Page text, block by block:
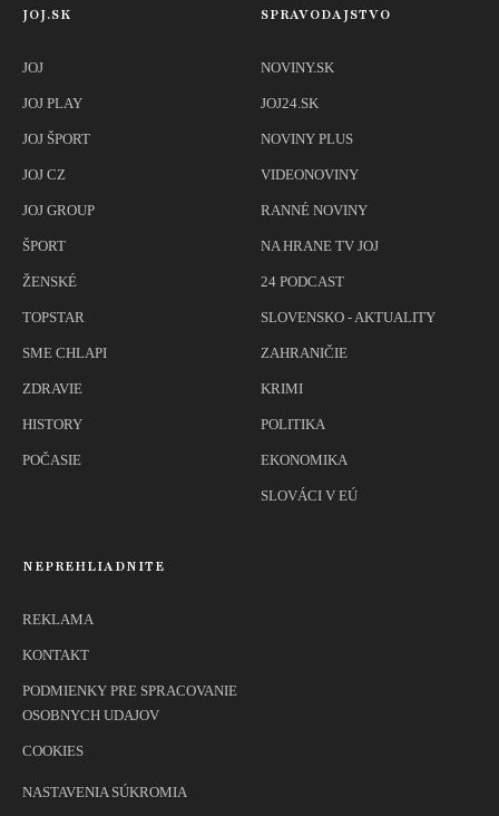
JOJ.SK
JOJ
JOJ PLAY
JOJ ŠPORT
JOJ CZ
JOJ GROUP
ŠPORT
ŽENSKÉ
TOPSTAR
SME CHLAPI
ZDRAVIE
HISTORY
POČASIE
SPRAVODAJSTVO
NOVINY.SK
JOJ24.SK
NOVINY PLUS
VIDEONOVINY
RANNÉ NOVINY
NA HRANE TV JOJ
24 PODCAST
SLOVENSKO - AKTUALITY
ZAHRANIČIE
KRIMI
POLITIKA
EKONOMIKA
SLOVÁCI V EÚ
NEPREHLIADNITE
REKLAMA
KONTAKT
PODMIENKY PRE SPRACOVANIE
OSOBNYCH UDAJOV
COOKIES
NASTAVENIA SÚKROMIA